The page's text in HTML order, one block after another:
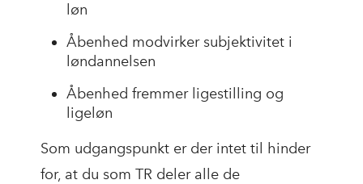
løn
Åbenhed modvirker subjektivitet i
løndannelsen
Åbenhed fremmer ligestilling og
ligeløn
Som udgangspunkt er der intet til hinder
for, at du som TR deler alle de